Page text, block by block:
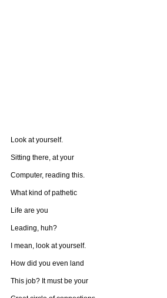
Look at yourself.
Sitting there, at your
Computer, reading this.
What kind of pathetic
Life are you
Leading, huh?
I mean, look at yourself.
How did you even land
This job? It must be your